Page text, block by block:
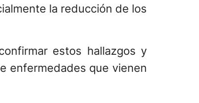
la reducción de los
estos hallazgos y
enfermedades que vienen